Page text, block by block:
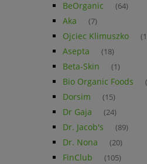
BeOrganic (64)
Aka (7)
Ojciec Klimuszko
Asepta (18)
Beta-Skin (1)
Bio Organic Foods
Dorsim (15)
Dr Gaja (24)
Dr. Jacob's (89)
Dr. Nona (20)
FinClub (105)